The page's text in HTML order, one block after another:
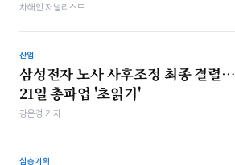
차해인 저널리스트
산업
삼성전자 노사 사후조정 최종 결렬…
21일 총파업 '초읽기'
강은경 기자
심층기획